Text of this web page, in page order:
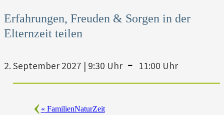
Erfahrungen, Freuden & Sorgen in der
Elternzeit teilen
2. September 2027 | 9:30 Uhr - 11:00 Uhr
« FamilienNaturZeit